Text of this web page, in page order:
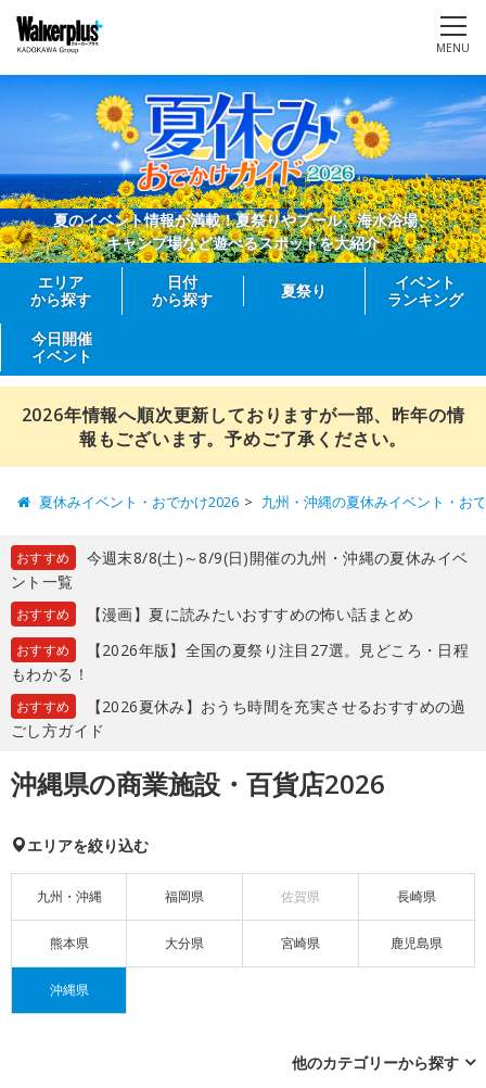
MENU
夏のイベント情報が満載！夏祭りやプール、海水浴場、
キャンプ場など遊べるスポットを大紹介
エリア
から探す
日付
から探す
夏祭り
イベント
ランキング
今日開催
イベント
2026年情報へ順次更新しておりますが一部、昨年の情
報もございます。予めご了承ください。
夏休みイベント・おでかけ2026 九州・沖縄の夏休みイベント・お
おすすめ
今週末8/8(土)～8/9(日)開催の九州・沖縄の夏休みイベ
ント一覧
おすすめ 【漫画】夏に読みたいおすすめの怖い話まとめ
おすすめ
【2026年版】全国の夏祭り注目27選。見どころ・日程
もわかる！
おすすめ
【2026夏休み】おうち時間を充実させるおすすめの過
ごし方ガイド
沖縄県の商業施設・百貨店2026
エリアを絞り込む
九州・沖縄 福岡県 佐賀県 長崎県
熊本県 大分県 宮崎県 鹿児島県
沖縄県
他のカテゴリーから探す